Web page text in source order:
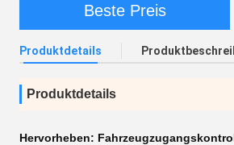
Beste Preis
Produktdetails
Produktdetails
Hervorheben: